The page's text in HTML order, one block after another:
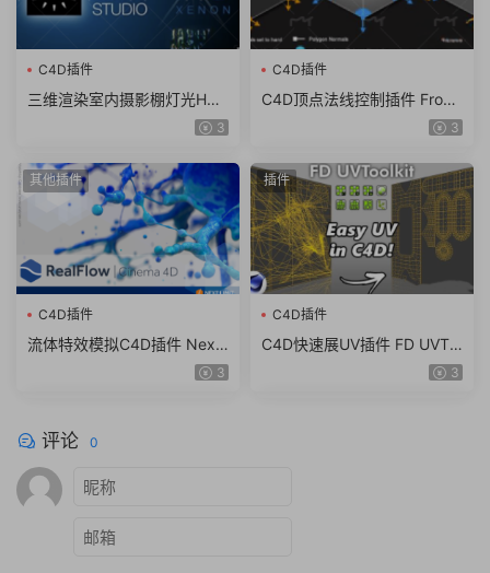
C4D插件
三维渲染室内摄影棚灯光HDR
环境软件 Lightmap HDR Lig
4.0301 Win破解版 + 接口插
件
3
C4D插件
C4D顶点法线控制插件 Frost
sof Vertex Normal Tool v1.03
其他插件
C4D插件
流体特效模拟C4D插件 Next
Limit RealFlow Cinema 4D v
3
插件
C4D插件
C4D快速展UV插件 FD UVTo
olkit 1.1 For C4D R23-20243
评论 0